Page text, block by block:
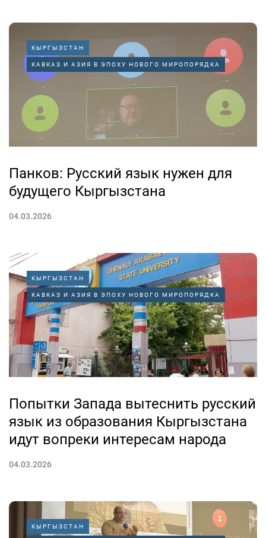
КЫРГЫЗСТАН
КАВКАЗ И АЗИЯ В ЭПОХУ НОВОГО МИРОПОРЯДКА
Панков: Русский язык нужен для
будущего Кыргызстана
04.03.2026
КЫРГЫЗСТАН
КАВКАЗ И АЗИЯ В ЭПОХУ НОВОГО МИРОПОРЯДКА
Попытки Запада вытеснить русский
язык из образования Кыргызстана
идут вопреки интересам народа
04.03.2026
КЫРГЫЗСТАН